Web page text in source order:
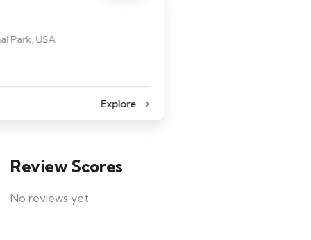
Review Scores
No reviews yet